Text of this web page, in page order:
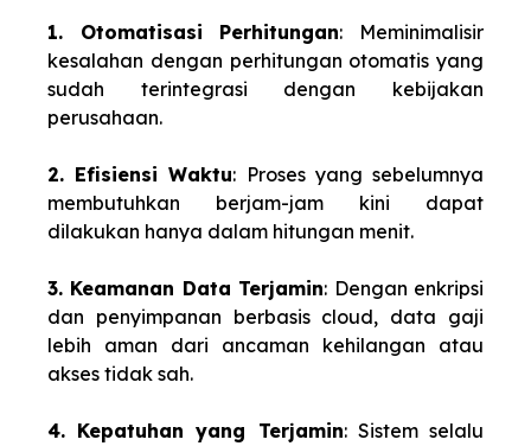
1. Otomatisasi Perhitungan: Meminimalisir
kesalahan dengan perhitungan otomatis yang
sudah terintegrasi dengan kebijakan
perusahaan.
2. Efisiensi Waktu: Proses yang sebelumnya
membutuhkan berjam-jam kini dapat
dilakukan hanya dalam hitungan menit.
3. Keamanan Data Terjamin: Dengan enkripsi
dan penyimpanan berbasis cloud, data gaji
lebih aman dari ancaman kehilangan atau
akses tidak sah.
4. Kepatuhan yang Terjamin: Sistem selalu